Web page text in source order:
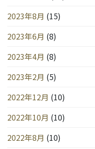
2023年8月 (15)
2023年6月 (8)
2023年4月 (8)
2023年2月 (5)
2022年12月 (10)
2022年10月 (10)
2022年8月 (10)